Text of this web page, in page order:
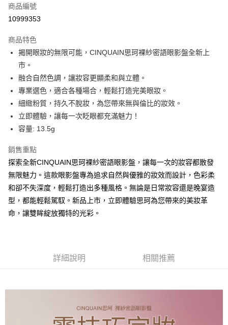
超商取貨付款
Apple Pay
街口支付
悠遊付
ATM付款
運送方式
全家取貨付款
每筆NT$85，滿NT$599(含以上)免運費
付款後全家取貨
7-11取貨付款
每筆NT$85，滿NT$599(含以上)免運費
每筆NT$85，滿NT$599(含以上)免運費
商品編號
10999353
商品特色
揭開眼妝的無限可能，CINQUAIN思珂裸紗密語眼影盤全新上
市。
融合自然色調，讓妝容更顯柔和與立體。
專業選色，適合各種場合，輕鬆打造完美眼妝。
細緻粉質，持久不脫妝，為您帶來無與倫比的妝效。
立即體驗，讓每一次眨眼都充滿魅力！
容量: 13.5g
銷售重點
探索全新CINQUAIN思珂裸紗密語眼影盤，讓每一次的妝容都散發
無限魅力。這款眼影盤專為追求自然與優雅的妝效而設計，色彩柔
和卻不失深度，輕鬆打造出多種風格。無論是日常妝容還是晚宴造
型，都能輕鬆駕馭。新品上市，立即體驗思珂為您帶來的美妝革
命，讓雙眸綻放獨特的光彩。
詳細說明 相關推薦